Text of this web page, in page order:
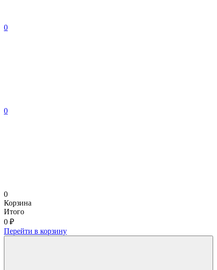
0
0
0
Корзина
Итого
0 ₽
Перейти в корзину